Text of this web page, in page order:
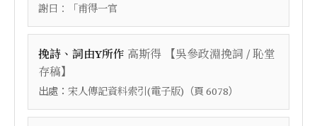
謝曰：「甫得一官
挽詩、詞由Y所作 高斯得 【吳參政淵挽詞 / 恥堂
存稿】
出處： 宋人傳記資料索引(電子版) （頁 6078）